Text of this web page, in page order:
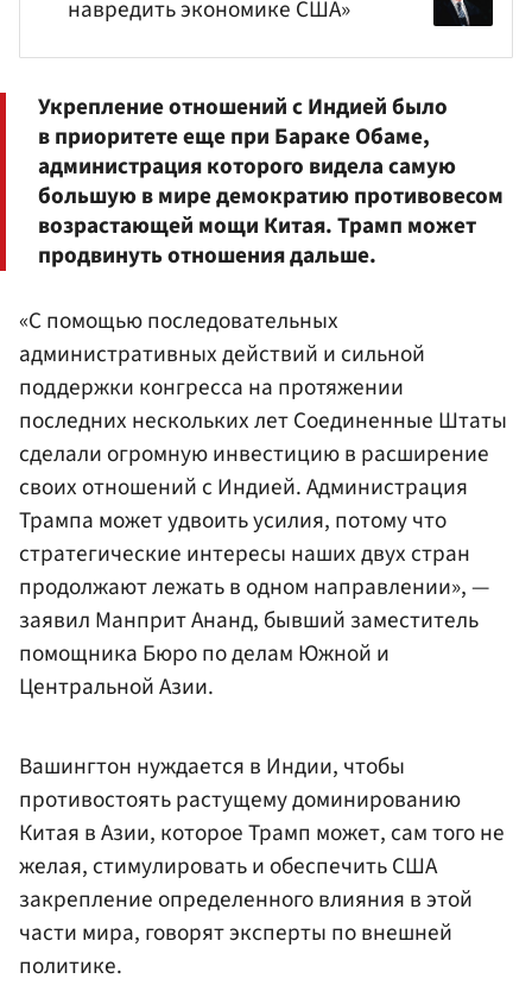
навредить экономике США»
Укрепление отношений с Индией было
в приоритете еще при Бараке Обаме,
администрация которого видела самую
большую в мире демократию противовесом
возрастающей мощи Китая. Трамп может
продвинуть отношения дальше.
«С помощью последовательных
административных действий и сильной
поддержки конгресса на протяжении
последних нескольких лет Соединенные Штаты
сделали огромную инвестицию в расширение
своих отношений с Индией. Администрация
Трампа может удвоить усилия, потому что
стратегические интересы наших двух стран
продолжают лежать в одном направлении», —
заявил Манприт Ананд, бывший заместитель
помощника Бюро по делам Южной и
Центральной Азии.
Вашингтон нуждается в Индии, чтобы
противостоять растущему доминированию
Китая в Азии, которое Трамп может, сам того не
желая, стимулировать и обеспечить США
закрепление определенного влияния в этой
части мира, говорят эксперты по внешней
политике.